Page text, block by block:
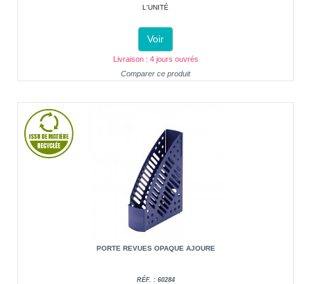
L'UNITÉ
Voir
Livraison : 4 jours ouvrés
Comparer ce produit
PORTE REVUES OPAQUE AJOURE
RÉF. : 60284